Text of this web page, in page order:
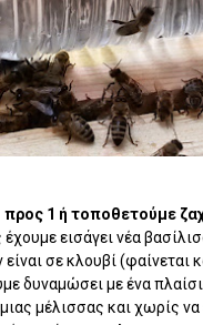
προς 1 ή τοποθετούμε
εισάγει νέα
είναι σε κλουβί
δυναμώσει με ένα
μέλισσας και χωρίς